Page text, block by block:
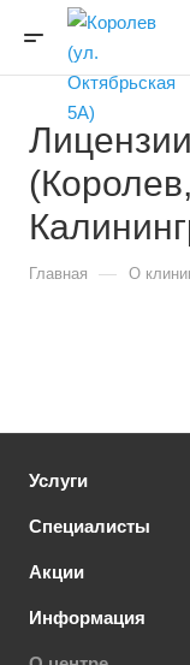
Главная — О
Услуги
Специалисты
Акции
Информация